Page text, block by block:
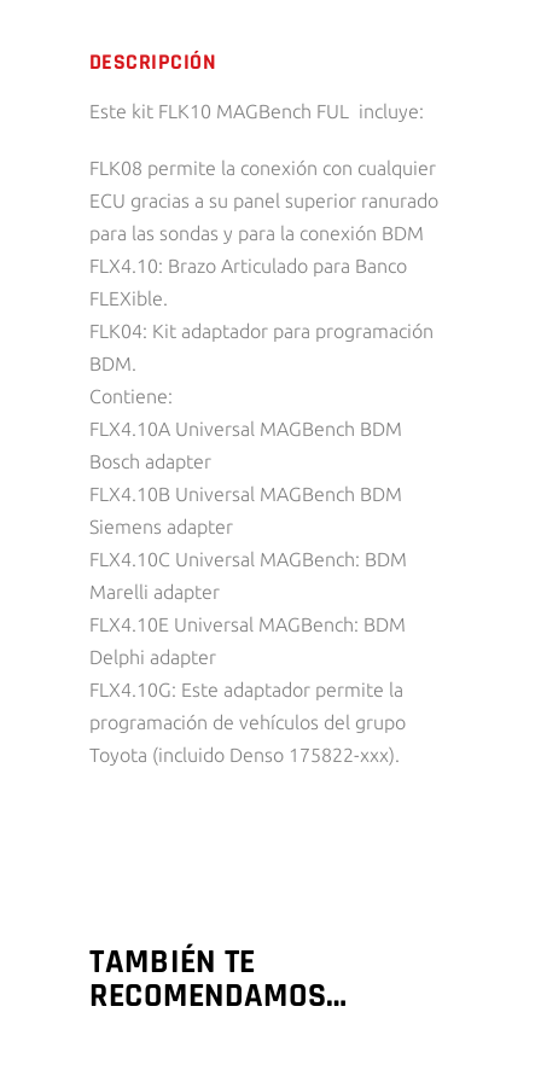
DESCRIPCIÓN
Este kit FLK10 MAGBench FUL incluye:
FLK08 permite la conexión con cualquier
ECU gracias a su panel superior ranurado
para las sondas y para la conexión BDM
FLX4.10: Brazo Articulado para Banco
FLEXible.
FLK04: Kit adaptador para programación
BDM.
Contiene:
FLX4.10A Universal MAGBench BDM
Bosch adapter
FLX4.10B Universal MAGBench BDM
Siemens adapter
FLX4.10C Universal MAGBench: BDM
Marelli adapter
FLX4.10E Universal MAGBench: BDM
Delphi adapter
FLX4.10G: Este adaptador permite la
programación de vehículos del grupo
Toyota (incluido Denso 175822-xxx).
TAMBIÉN TE
RECOMENDAMOS…